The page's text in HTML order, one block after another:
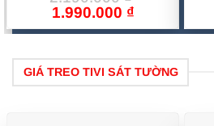
Giá
gốc
2.190.000 ₫.
1.990.000 ₫Giá
hiện
là:
1.990.000 ₫.
GIÁ TREO TIVI SÁT TƯỜNG